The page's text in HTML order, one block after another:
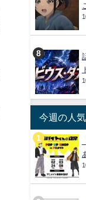
今週の人